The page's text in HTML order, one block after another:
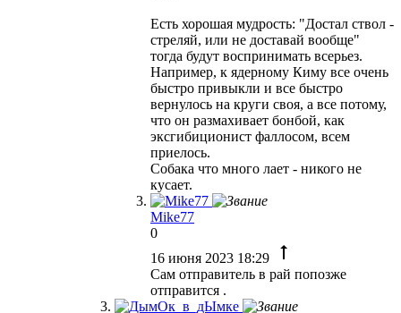
Есть хорошая мудрость: "Достал ствол -
стреляй, или не доставай вообще"
тогда будут воспринимать всерьез.
Например, к ядерному Киму все очень
быстро привыкли и все быстро
вернулось на круги своя, а все потому,
что он размахивает бонбой, как
эксгибиционист фаллосом, всем
приелось.
Собака что много лает - никого не
кусает.
Mike77
0
16 июня 2023 18:29
Сам отправитель в рай попозже
отправится .